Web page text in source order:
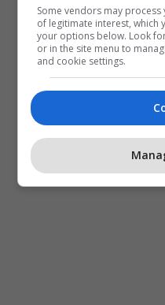
Some vendors may
of legitimate interest, which
your options below. Look
or in the site menu to
and cookie settings.